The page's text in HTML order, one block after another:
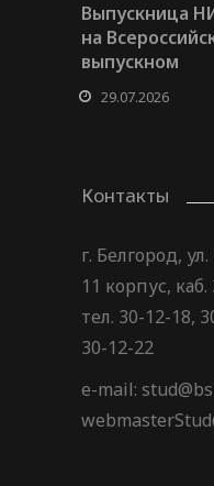
Выпускница
на
выпускном
29.07.2026
Контакты
г. Белгород,
11 корпус, каб.
тел. 30-12-18,
30-12-22
e-mail: